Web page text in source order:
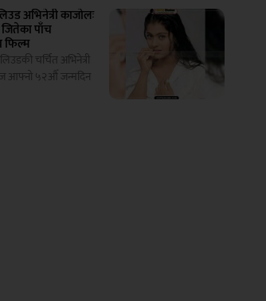
अभिनेत्री काजोलः
पाँच
फिल्म
चर्चित अभिनेत्री
आफ्नो ५२औँ जन्मदिन